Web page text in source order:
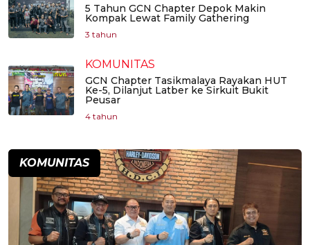
5 Tahun GCN Chapter Depok Makin
Kompak Lewat Family Gathering
3 tahun
KOMUNITAS
GCN Chapter Tasikmalaya Rayakan HUT
Ke-5, Dilanjut Latber ke Sirkuit Bukit
Peusar
4 tahun
KOMUNITAS